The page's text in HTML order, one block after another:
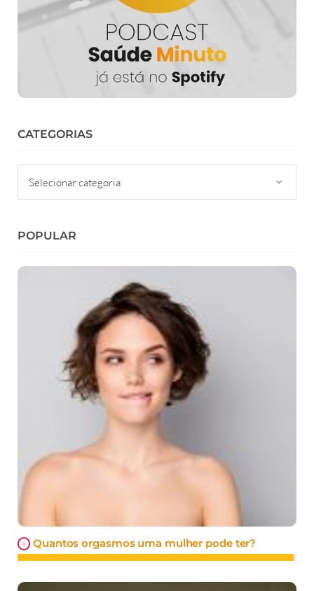
CATEGORIAS
POPULAR
Quantos orgasmos uma mulher pode ter?